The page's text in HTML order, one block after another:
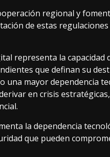
regional y
de estas
representa la capacidad
que definan su
una mayor dependencia
en crisis
la dependencia
que pueden